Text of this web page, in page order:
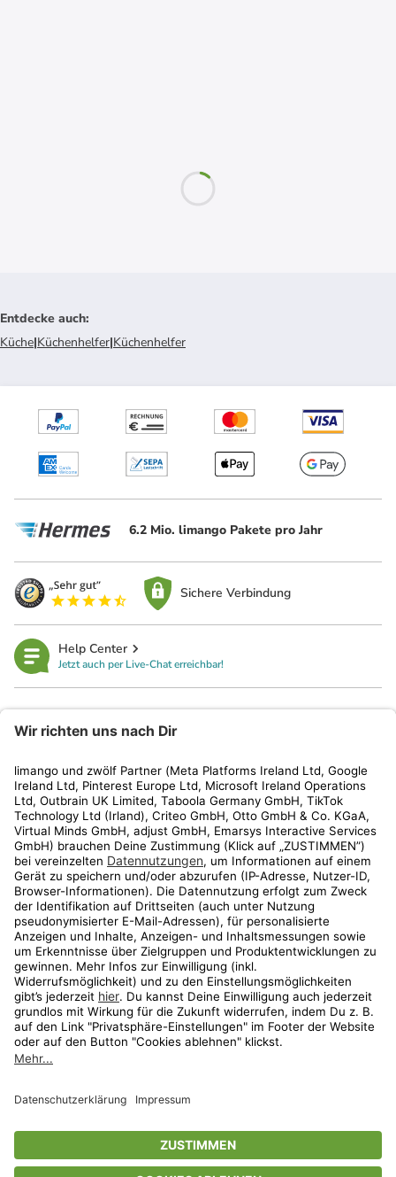
Entdecke auch:
Küche|Küchenhelfer|Küchenhelfer
6.2 Mio. limango Pakete pro Jahr
Sichere Verbindung
Help Center
Jetzt auch per Live-Chat erreichbar!
Kundenservice
Shop
Aktionen
Travel
* Streichpreise entsprechen der unverbindlichen Preisempfehlung des